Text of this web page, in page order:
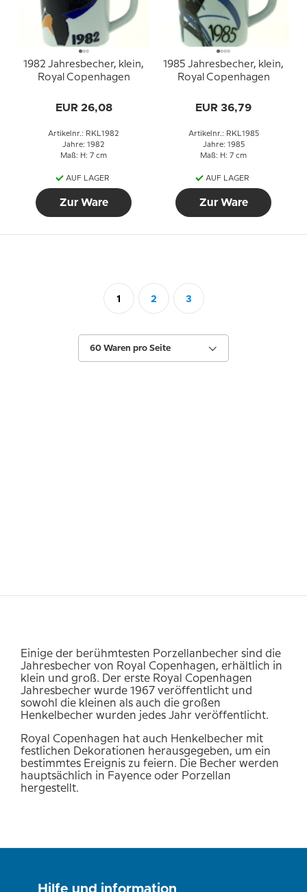
1982 Jahresbecher, klein,
Royal Copenhagen
EUR 26,08
Artikelnr.: RKL1982
Jahre: 1982
Maß: H: 7 cm
AUF LAGER
Zur Ware
1985 Jahresbecher, klein,
Royal Copenhagen
EUR 36,79
Artikelnr.: RKL1985
Jahre: 1985
Maß: H: 7 cm
AUF LAGER
Zur Ware
1 2 3
60 Waren pro Seite
Einige der berühmtesten Porzellanbecher sind die
Jahresbecher von Royal Copenhagen, erhältlich in
klein und groß. Der erste Royal Copenhagen
Jahresbecher wurde 1967 veröffentlicht und
sowohl die kleinen als auch die großen
Henkelbecher wurden jedes Jahr veröffentlicht.
Royal Copenhagen hat auch Henkelbecher mit
festlichen Dekorationen herausgegeben, um ein
bestimmtes Ereignis zu feiern. Die Becher werden
hauptsächlich in Fayence oder Porzellan
hergestellt.
Hilfe und information